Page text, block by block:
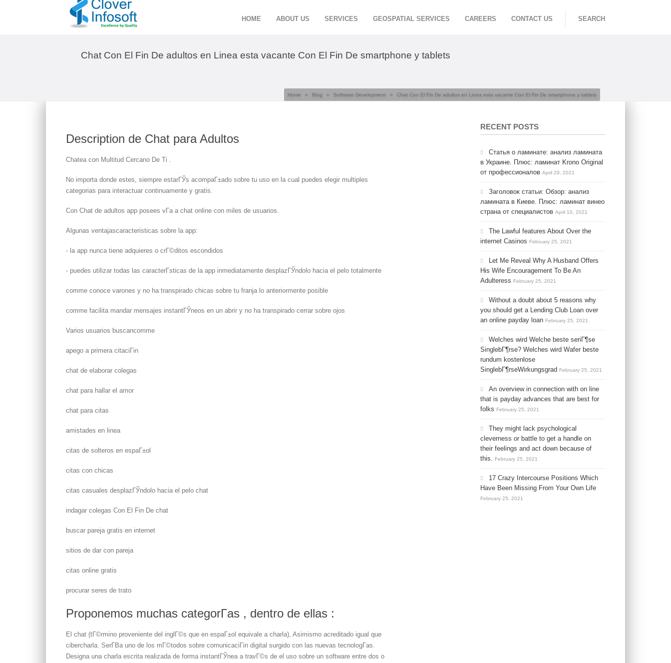
HOME ABOUT US SERVICES GEOSPATIAL SERVICES CAREERS CONTACT US SEARCH
Chat Con El Fin De adultos en Linea esta vacante Con El Fin De smartphone y tablets
Home » Blog » Software Development » Chat Con El Fin De adultos en Linea esta vacante Con El Fin De smartphone y tablets
Description de Chat para Adultos
Chatea con Multitud Cercano De Ti .
No importa donde estes, siempre estarГЎs acompaГ±ado sobre tu uso en la cual puedes elegir multiples
categorias para interactuar continuamente y gratis.
Con Chat de adultos app posees vГ­a a chat online con miles de usuarios.
Algunas ventajascaracteristicas sobre la app:
- la app nunca tiene adquieres o crГ©ditos escondidos
- puedes utilizar todas las caracterГ­sticas de la app inmediatamente desplazГЎndolo hacia el pelo totalmente
comme conoce varones y no ha transpirado chicas sobre tu franja lo anteriormente posible
comme facilita mandar mensajes instantГЎneos en un abrir y no ha transpirado cerrar sobre ojos
Varios usuarios buscancomme
apego a primera citaciГіn
chat de elaborar colegas
chat para hallar el amor
chat para citas
amistades en linea
citas de solteros en espaГ±ol
citas con chicas
citas casuales desplazГЎndolo hacia el pelo chat
indagar colegas Con El Fin De chat
buscar pareja gratis en internet
sitios de dar con pareja
citas online gratis
procurar seres de trato
Proponemos muchas categorГ­as , dentro de ellas :
El chat (tГ©rmino proveniente del inglГ©s que en espaГ±ol equivale a charla), Asimismo acreditado igual que
cibercharla. SerГ­В­a uno de los mГ©todos sobre comunicaciГіn digital surgido con las nuevas tecnologГ­as.
Designa una charla escrita realizada de forma instantГЎnea a travГ©s de el uso sobre un software entre dos o
RECENT POSTS
Статья о ламинате: анализ ламината
в Украине. Плюс: ламинат Krono Original
от профессионалов April 29, 2021
Заголовок статьи: Обзор: анализ
ламината в Киеве. Плюс: ламинат винео
страна от специалистов April 10, 2021
The Lawful features About Over the
internet Casinos February 25, 2021
Let Me Reveal Why A Husband Offers
His Wife Encouragement To Be An
Adulteress February 25, 2021
Without a doubt about 5 reasons why
you should get a Lending Club Loan over
an online payday loan February 25, 2021
Welches wird Welche beste seriГ¶se
SinglebГ¶rse? Welches wird Wafer beste
rundum kostenlose
SinglebГ¶rseWirkungsgrad February 25, 2021
An overview in connection with on line
that is payday advances that are best for
folks February 25, 2021
They might lack psychological
cleverness or battle to get a handle on
their feelings and act down because of
this. February 25, 2021
17 Crazy Intercourse Positions Which
Have Been Missing From Your Own Life
February 25, 2021